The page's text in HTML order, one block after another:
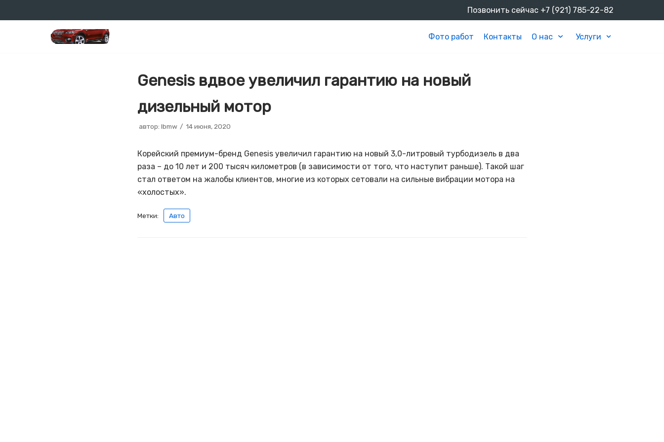
Позвонить сейчас +7 (921) 785-22-82
Фото работ Контакты О нас Услуги
Genesis вдвое увеличил гарантию на новый
дизельный мотор
автор: lbmw 14 июня, 2020
Корейский премиум-бренд Genesis увеличил гарантию на новый 3,0-литровый турбодизель в два
раза – до 10 лет и 200 тысяч километров (в зависимости от того, что наступит раньше). Такой шаг
стал ответом на жалобы клиентов, многие из которых сетовали на сильные вибрации мотора на
«холостых».
Метки: Авто